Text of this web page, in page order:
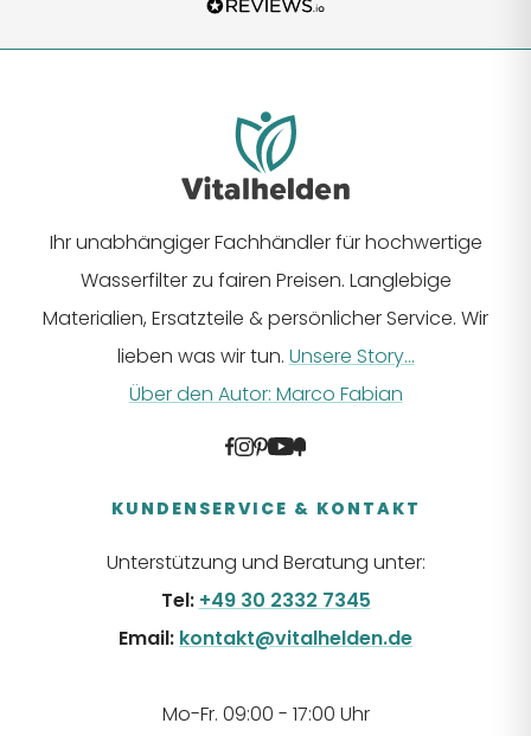
Ihr unabhängiger Fachhändler für hochwertige
Wasserfilter zu fairen Preisen. Langlebige
Materialien, Ersatzteile & persönlicher Service. Wir
lieben was wir tun. Unsere Story...
Über den Autor: Marco Fabian
KUNDENSERVICE & KONTAKT
Unterstützung und Beratung unter:
Tel: +49 30 2332 7345
Email: kontakt@vitalhelden.de
Mo-Fr. 09:00 - 17:00 Uhr